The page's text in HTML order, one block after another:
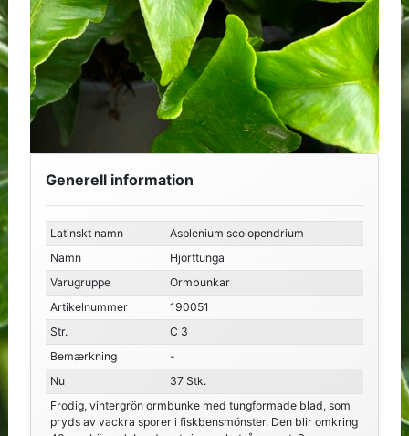
Generell information
Latinskt namn
Asplenium scolopendrium
Namn
Hjorttunga
Varugruppe
Ormbunkar
Artikelnummer
190051
Str.
C 3
Bemærkning
-
Nu
37 Stk.
Frodig, vintergrön ormbunke med tungformade blad, som
pryds av vackra sporer i fiskbensmönster. Den blir omkring